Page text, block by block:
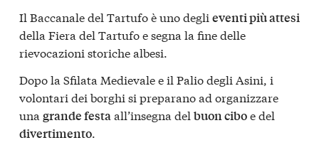
Il Baccanale del Tartufo è uno degli eventi più attesi
della Fiera del Tartufo e segna la fine delle
rievocazioni storiche albesi.
Dopo la Sfilata Medievale e il Palio degli Asini, i
volontari dei borghi si preparano ad organizzare
una grande festaall’insegna del buon ciboe del
divertimento.